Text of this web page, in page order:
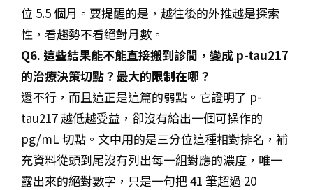
位 5.5 個月。要提醒的是，越往後的外推越是探索
性，看趨勢不看絕對月數。
Q6. 這些結果能不能直接搬到診間，變成 p-tau217
的治療決策切點？最大的限制在哪？
還不行，而且這正是這篇的弱點。它證明了 p-
tau217 越低越受益，卻沒有給出一個可操作的
pg/mL 切點。文中用的是三分位這種相對排名，補
充資料從頭到尾沒有列出每一組對應的濃度，唯一
露出來的絕對數字，只是一句把 41 筆超過 20